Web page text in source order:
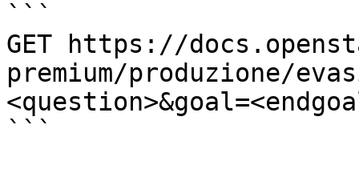
```
GET https://
premium/produzione/
```